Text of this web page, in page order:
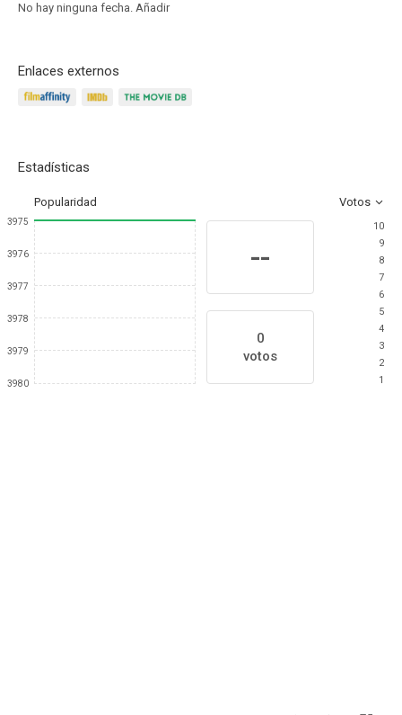
No hay ninguna fecha. Añadir
Enlaces externos
Estadísticas
Popularidad Votos
3975
3976
3977
3978
3979
3980
--
0
votos
10
9
8
7
6
5
4
3
2
1